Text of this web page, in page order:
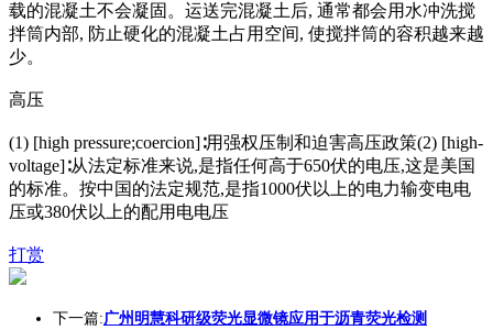
载的混凝土不会凝固。运送完混凝土后, 通常都会用水冲洗搅
拌筒内部, 防止硬化的混凝土占用空间, 使搅拌筒的容积越来越
少。
高压
(1) [high pressure;coercion]∶用强权压制和迫害高压政策(2) [high-
voltage]∶从法定标准来说,是指任何高于650伏的电压,这是美国
的标准。按中国的法定规范,是指1000伏以上的电力输变电电
压或380伏以上的配用电电压
打赏
下一篇:广州明慧科研级荧光显微镜应用于沥青荧光检测